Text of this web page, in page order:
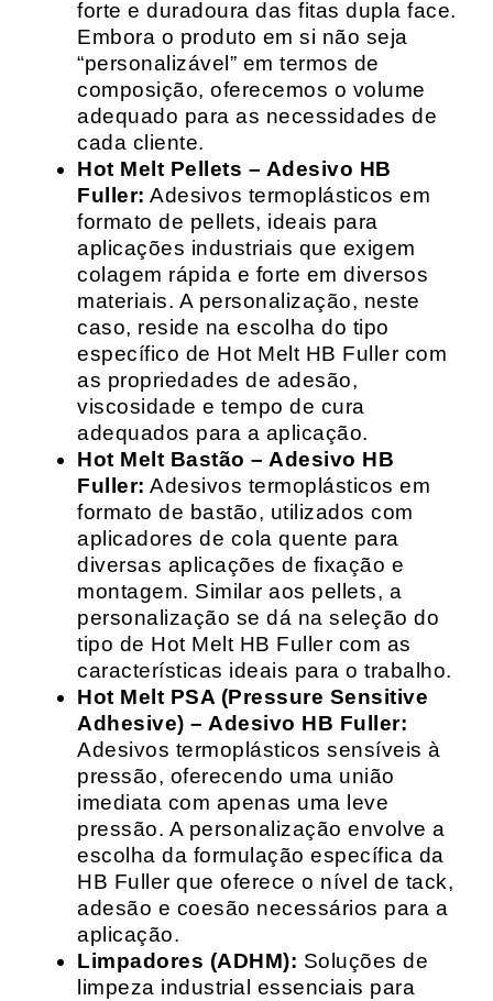
forte e duradoura das fitas dupla face.
Embora o produto em si não seja
“personalizável” em termos de
composição, oferecemos o volume
adequado para as necessidades de
cada cliente.
Hot Melt Pellets – Adesivo HB
Fuller: Adesivos termoplásticos em
formato de pellets, ideais para
aplicações industriais que exigem
colagem rápida e forte em diversos
materiais. A personalização, neste
caso, reside na escolha do tipo
específico de Hot Melt HB Fuller com
as propriedades de adesão,
viscosidade e tempo de cura
adequados para a aplicação.
Hot Melt Bastão – Adesivo HB
Fuller: Adesivos termoplásticos em
formato de bastão, utilizados com
aplicadores de cola quente para
diversas aplicações de fixação e
montagem. Similar aos pellets, a
personalização se dá na seleção do
tipo de Hot Melt HB Fuller com as
características ideais para o trabalho.
Hot Melt PSA (Pressure Sensitive
Adhesive) – Adesivo HB Fuller:
Adesivos termoplásticos sensíveis à
pressão, oferecendo uma união
imediata com apenas uma leve
pressão. A personalização envolve a
escolha da formulação específica da
HB Fuller que oferece o nível de tack,
adesão e coesão necessários para a
aplicação.
Limpadores (ADHM): Soluções de
limpeza industrial essenciais para